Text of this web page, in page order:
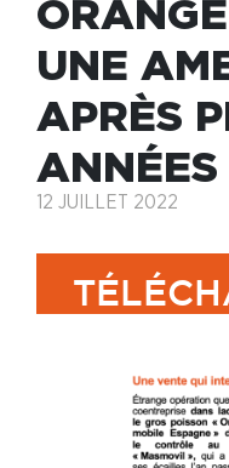
UNE
APRÈS
ANNÉES
12 JUILLET 2022